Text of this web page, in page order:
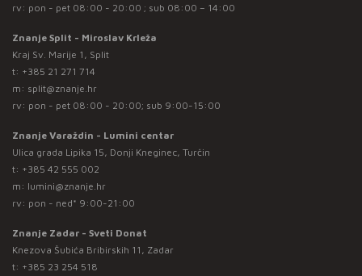
rv: pon - pet 08:00 - 20:00 ; sub 08:00 – 14:00
Znanje Split - Miroslav Krleža
Kraj Sv. Marije 1, Split
t: +385 21 271 714
m: split@znanje.hr
rv: pon - pet 08:00 - 20:00; sub 9:00-15:00
Znanje Varaždin - Lumini centar
Ulica grada Lipika 15, Donji Kneginec, Turčin
t: +385 42 555 002
m: lumini@znanje.hr
rv: pon - ned* 9:00-21:00
Znanje Zadar - Sveti Donat
Knezova Šubića Bribirskih 11, Zadar
t: +385 23 254 518